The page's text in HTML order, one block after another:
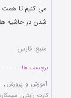
می کنیم تا همت
شدن در حاشیه
منبع: فارس
برچسب ها
آموزش و پرورش ,
کارت رایتل ,